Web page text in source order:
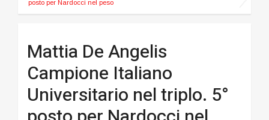
posto per Nardocci nel peso
Mattia De Angelis
Campione Italiano
Universitario nel triplo. 5°